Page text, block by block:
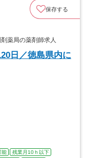
保存する
薬局の薬剤師求人
日／徳島県内に
能
残業月10ｈ以下